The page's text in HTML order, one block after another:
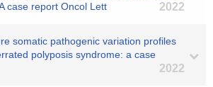
case report Oncol Lett
2022
somatic pathogenic variation profiles
polyposis syndrome: a case
2022